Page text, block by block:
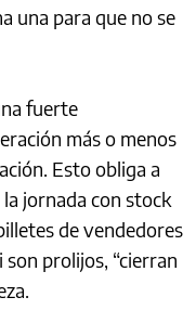
una para que no se
fuerte
más o menos
Esto obliga a
jornada con stock
de vendedores
prolijos, “cierran